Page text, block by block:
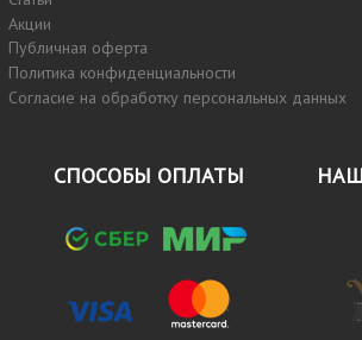
Акции
Публичная оферта
Политика конфиденциальности
Согласие на обработку персональных данных
СПОСОБЫ ОПЛАТЫ